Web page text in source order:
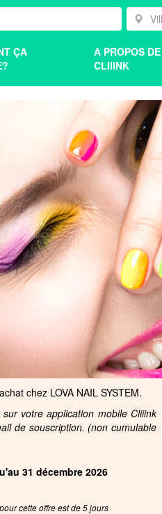
ÇA
A PROPOS DE
CLIIINK
chez LOVA NAIL SYSTEM.
votre application mobile Cliiink
de souscription. (non cumulable
31 décembre 2026
cette offre est de 5 jours